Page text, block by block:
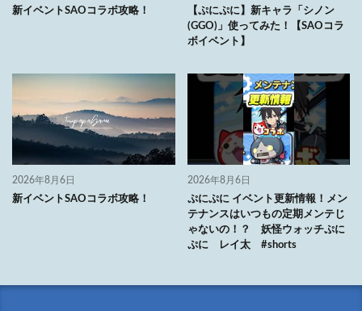
新イベントSAOコラボ攻略！
【ぷにぷに】新キャラ「シノン
(GGO)」使ってみた！【SAOコラ
ボイベント】
2026年8月6日
新イベントSAOコラボ攻略！
2026年8月6日
ぷにぷに イベント更新情報！メン
テナンスはいつもの定期メンテじ
ゃないの！？ 妖怪ウォッチぷに
ぷに レイ太 #shorts